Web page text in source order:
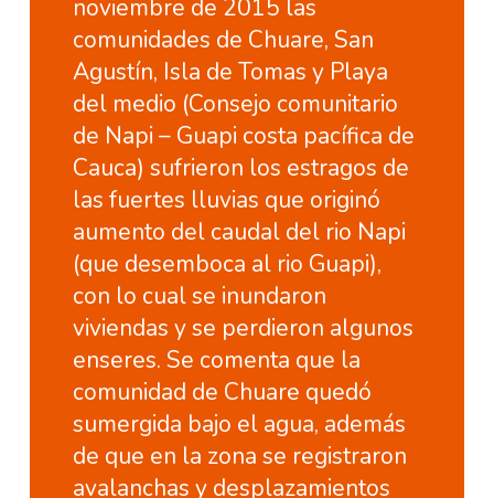
noviembre de 2015 las
comunidades de Chuare, San
Agustín, Isla de Tomas y Playa
del medio (Consejo comunitario
de Napi – Guapi costa pacífica de
Cauca) sufrieron los estragos de
las fuertes lluvias que originó
aumento del caudal del rio Napi
(que desemboca al rio Guapi),
con lo cual se inundaron
viviendas y se perdieron algunos
enseres. Se comenta que la
comunidad de Chuare quedó
sumergida bajo el agua, además
de que en la zona se registraron
avalanchas y desplazamientos